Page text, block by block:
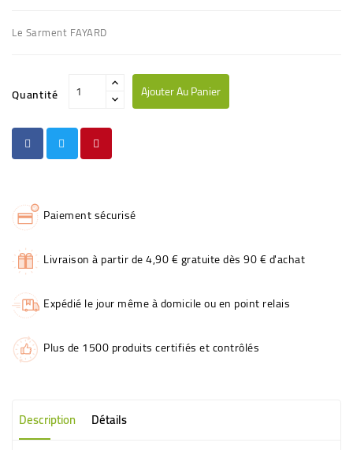
Le Sarment FAYARD
Quantité Ajouter Au Panier
Paiement sécurisé
Livraison à partir de 4,90 € gratuite dès 90 € d'achat
Expédié le jour même à domicile ou en point relais
Plus de 1500 produits certifiés et contrôlés
Description Détails